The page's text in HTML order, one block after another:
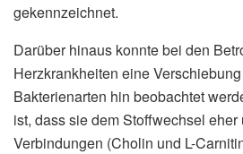
gekennzeichnet.
Darüber hinaus konnte bei den
Herzkrankheiten eine
Bakterienarten hin beobachtet
ist, dass sie dem Stoffwechsel
Verbindungen (Cholin und L-